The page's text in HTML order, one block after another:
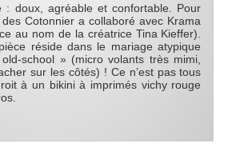
: doux, agréable et confortable. Pour
Cotonnier a collaboré avec Krama
au nom de la créatrice Tina Kieffer).
réside dans le mariage atypique
school » (micro volants très mimi,
sur les côtés) ! Ce n’est pas tous
à un bikini à imprimés vichy rouge